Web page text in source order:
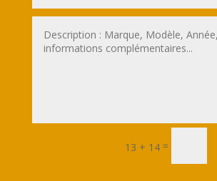
13 + 14 =